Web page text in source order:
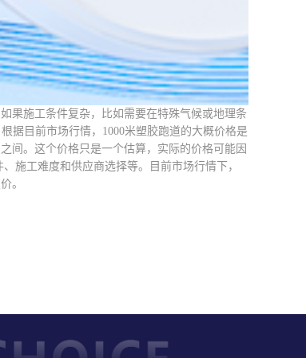
果施工条件复杂，比如需要在特殊气候或地理条
据目前市场行情，1000米塑胶跑道的大概价格是
间。这个价格只是一个估算，实际的价格可能因
施工难度和供应商选择等。目前市场行情下，
。